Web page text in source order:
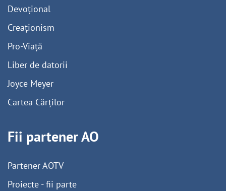
Devoțional
Creaționism
Pro-Viață
Liber de datorii
Joyce Meyer
Cartea Cărților
Fii partener AO
Partener AOTV
Proiecte - fii parte